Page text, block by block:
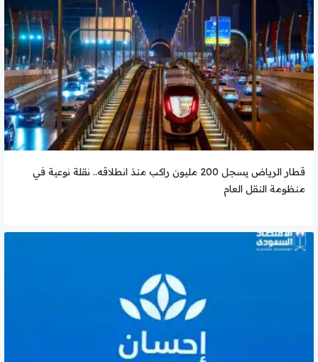
قطار الرياض يسجل 200 مليون راكب منذ انطلاقه.. نقلة نوعية في
منظومة النقل العام